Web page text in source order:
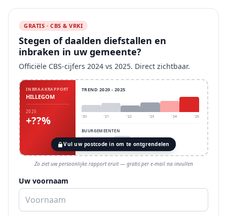
GRATIS · CBS & VRKI
Stegen of daalden diefstallen en
inbraken in uw gemeente?
Officiële CBS-cijfers 2024 vs 2025. Direct zichtbaar.
INBRAAKRAPPORT
HILLEGOM
2025
+??%
TREND 2020 - 2025
'20 '21 '22 '23 '24 '25
BUURGEMEENTEN
Vul uw postcode in om te ontgrendelen
Zo ziet uw persoonlijke rapport eruit — gratis per e-mail na invullen
Uw voornaam